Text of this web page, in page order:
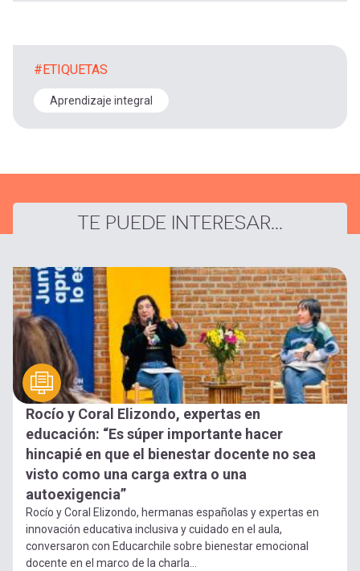
#ETIQUETAS
Aprendizaje integral
TE PUEDE INTERESAR...
Rocío y Coral Elizondo, expertas en
educación: “Es súper importante hacer
hincapié en que el bienestar docente no sea
visto como una carga extra o una
autoexigencia”
Rocío y Coral Elizondo, hermanas españolas y expertas en
innovación educativa inclusiva y cuidado en el aula,
conversaron con Educarchile sobre bienestar emocional
docente en el marco de la charla...